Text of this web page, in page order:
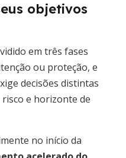
objetivos
em três fases
ou proteção, e
decisões distintas
e horizonte de
no início da